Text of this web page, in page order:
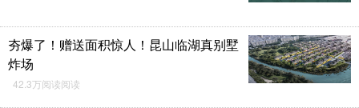
夯爆了！赠送面积惊人！昆山临湖真别墅
炸场
42.3万阅读阅读